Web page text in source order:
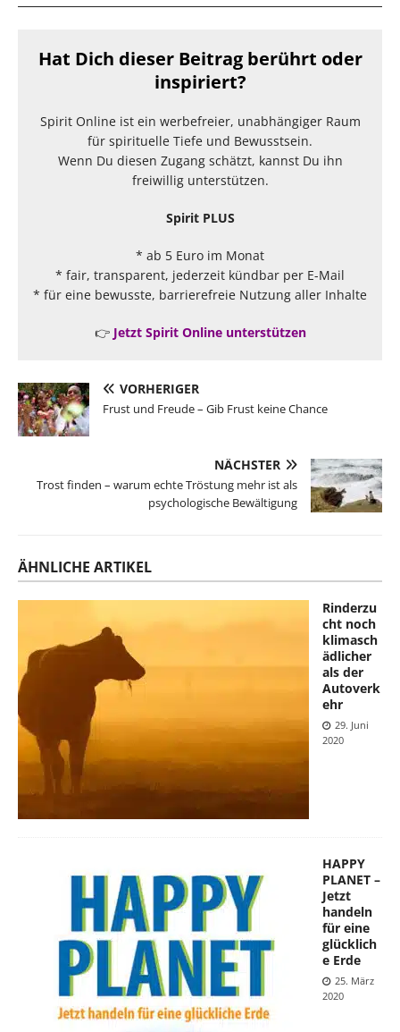
Hat Dich dieser Beitrag berührt oder
inspiriert?
Spirit Online ist ein werbefreier, unabhängiger Raum
für spirituelle Tiefe und Bewusstsein.
Wenn Du diesen Zugang schätzt, kannst Du ihn
freiwillig unterstützen.
Spirit PLUS
* ab 5 Euro im Monat
* fair, transparent, jederzeit kündbar per E-Mail
* für eine bewusste, barrierefreie Nutzung aller Inhalte
👉 Jetzt Spirit Online unterstützen
VORHERIGER
Frust und Freude – Gib Frust keine Chance
NÄCHSTER
Trost finden – warum echte Tröstung mehr ist als
psychologische Bewältigung
ÄHNLICHE ARTIKEL
Rinderzu
cht noch
klimasch
ädlicher
als der
Autoverk
ehr
29. Juni
2020
HAPPY
PLANET –
Jetzt
handeln
für eine
glücklich
e Erde
25. März
2020